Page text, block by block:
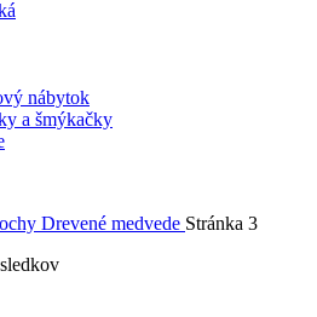
nábytok
a šmýkačky
Drevené medvede Stránka 3